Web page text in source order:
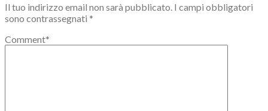
Il tuo indirizzo email non sarà pubblicato. I campi obbligatori
sono contrassegnati *
Comment*